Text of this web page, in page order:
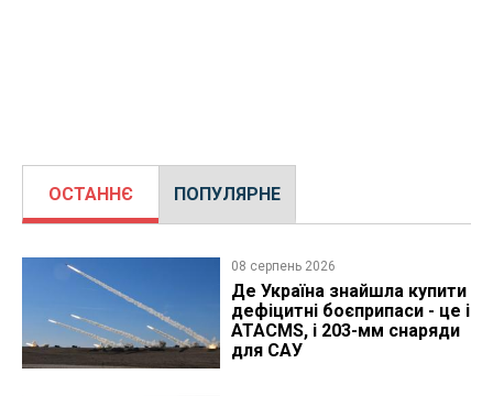
ОСТАННЄ ПОПУЛЯРНЕ
08 серпень 2026
Де Україна знайшла купити
дефіцитні боєприпаси - це і
ATACMS, і 203-мм снаряди
для САУ